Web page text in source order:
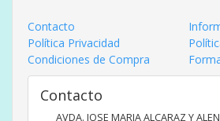
Contacto
Política Privacidad
Condiciones de Compra
Contacto
AVDA. JOSE MARIA ALCARAZ Y